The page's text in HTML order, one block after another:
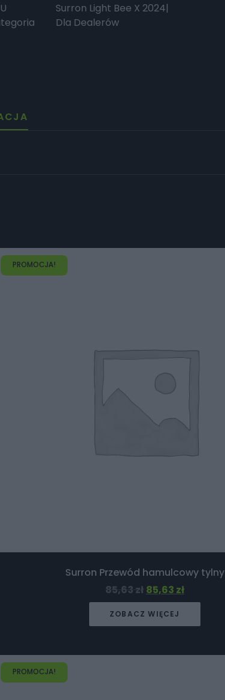
Surron Light Bee X 2024|
Dla Dealerów
PROMOCJA!
Surron Przewód hamulcowy tylny
85,63 zł 85,63 zł
ZOBACZ WIĘCEJ
PROMOCJA!